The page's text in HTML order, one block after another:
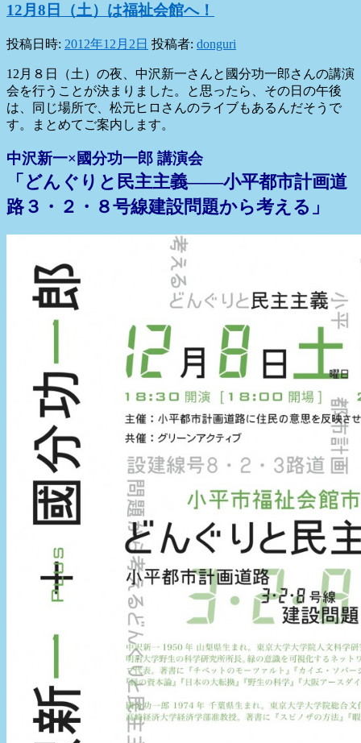
12月8日（土）は福祉会館へ！
投稿日時: 2012年12月2日 投稿者: donguri
12月８日（土）の夜、中沢新一さんと國分功一郎さんの講演
会を行うことが決まりました。と思ったら、その日の午後
は、同じ場所で、松元ヒロさんのライブもあるんだそうで
す。まとめてご案内します。
中沢新一×國分功一郎 講演会
「どんぐりと民主主義――小平都市計画道
路３・２・８号線建設問題から考える」